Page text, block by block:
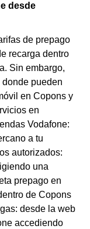
desde
de prepago
recarga dentro
Sin embargo,
donde pueden
en Copons y
en
Vodafone:
a tu
autorizados:
una
prepago en
de Copons
desde la web
accediendo